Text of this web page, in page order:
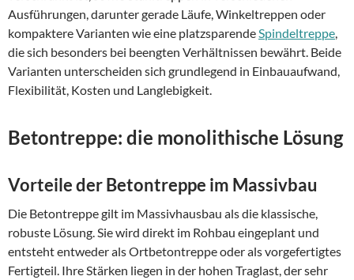
Ausführungen, darunter gerade Läufe, Winkeltreppen oder
kompaktere Varianten wie eine platzsparende Spindeltreppe
die sich besonders bei beengten Verhältnissen bewährt. Beide
Varianten unterscheiden sich grundlegend in Einbauaufwand,
Flexibilität, Kosten und Langlebigkeit.
Betontreppe: die monolithische Lösung
Vorteile der Betontreppe im Massivbau
Die Betontreppe gilt im Massivhausbau als die klassische,
robuste Lösung. Sie wird direkt im Rohbau eingeplant und
entsteht entweder als Ortbetontreppe oder als vorgefertigtes
Fertigteil. Ihre Stärken liegen in der hohen Traglast, der sehr